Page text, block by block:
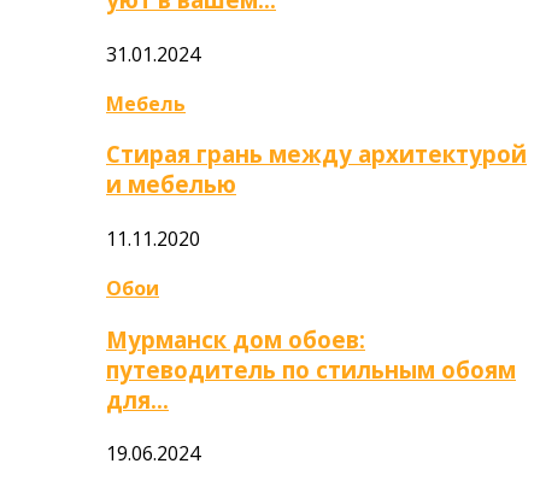
31.01.2024
Мебель
Стирая грань между архитектурой
и мебелью
11.11.2020
Обои
Мурманск дом обоев:
путеводитель по стильным обоям
для…
19.06.2024